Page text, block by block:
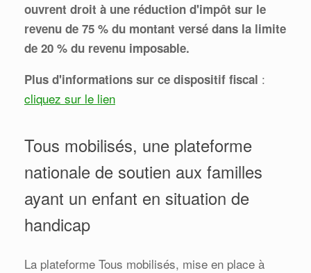
ouvrent droit à une réduction d'impôt sur le
revenu de 75 % du montant versé dans la limite
de 20 % du revenu imposable.
Plus d'informations sur ce dispositif fiscal :
cliquez sur le lien
Tous mobilisés, une plateforme
nationale de soutien aux familles
ayant un enfant en situation de
handicap
La plateforme Tous mobilisés, mise en place à